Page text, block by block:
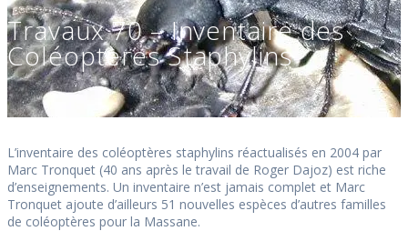
Travaux 70 – Inventaire des
Coléoptères Staphylins
L’inventaire des coléoptères staphylins réactualisés en 2004 par
Marc Tronquet (40 ans après le travail de Roger Dajoz) est riche
d’enseignements. Un inventaire n’est jamais complet et Marc
Tronquet ajoute d’ailleurs 51 nouvelles espèces d’autres familles
de coléoptères pour la Massane.